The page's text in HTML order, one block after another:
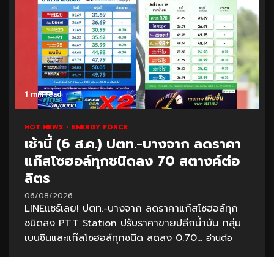
1 min read
HOT NEWS ENERGY FORCE
เช้านี้ (6 ส.ค.) ปตท.-บางจาก ลดราคา
แก๊สโซฮอล์ทุกชนิดลง 70 สตางค์ต่อ
ลิตร
06/08/2026
LINEแชร์เลย! ปตท.-บางจาก ลดราคาแก๊สโซฮอล์ทุก
ชนิดลง PTT Station ปรับราคาขายปลีกน้ำมัน กลุ่ม
เบนซินและแก๊สโซฮอล์ทุกชนิด ลดลง 0.70... อ่านต่อ